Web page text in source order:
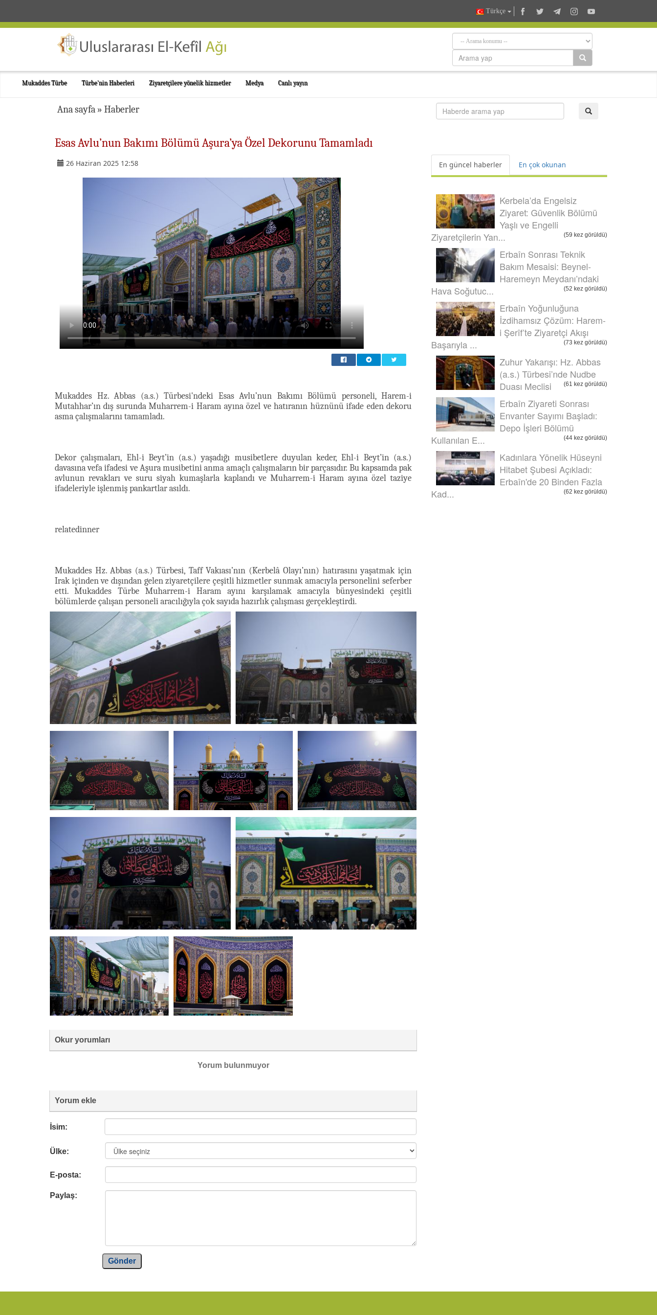
Türkçe
Mukaddes Türbe Türbe'nin Haberleri Ziyaretçilere yönelik hizmetler Medya Canlı yayın
Ana sayfa » Haberler
Esas Avlu’nun Bakımı Bölümü Aşura’ya Özel Dekorunu Tamamladı
26 Haziran 2025 12:58
Mukaddes Hz. Abbas (a.s.) Türbesi'ndeki Esas Avlu’nun Bakımı Bölümü personeli, Harem-i
Mutahhar’ın dış surunda Muharrem-i Haram ayına özel ve hatıranın hüznünü ifade eden dekoru
asma çalışmalarını tamamladı.
Dekor çalışmaları, Ehl-i Beyt’in (a.s.) yaşadığı musibetlere duyulan keder, Ehl-i Beyt’in (a.s.)
davasına vefa ifadesi ve Aşura musibetini anma amaçlı çalışmaların bir parçasıdır. Bu kapsamda pak
avlunun revakları ve suru siyah kumaşlarla kaplandı ve Muharrem-i Haram ayına özel taziye
ifadeleriyle işlenmiş pankartlar asıldı.
relatedinner
Mukaddes Hz. Abbas (a.s.) Türbesi, Taff Vakıası’nın (Kerbelâ Olayı’nın) hatırasını yaşatmak için
Irak içinden ve dışından gelen ziyaretçilere çeşitli hizmetler sunmak amacıyla personelini seferber
etti. Mukaddes Türbe Muharrem-i Haram ayını karşılamak amacıyla bünyesindeki çeşitli
bölümlerde çalışan personeli aracılığıyla çok sayıda hazırlık çalışması gerçekleştirdi.
Okur yorumları
Yorum bulunmuyor
Yorum ekle
İsim:
Ülke:
E-posta:
Paylaş:
Gönder
En güncel haberler En çok okunan
Kerbela’da Engelsiz
Ziyaret: Güvenlik Bölümü
Yaşlı ve Engelli
Ziyaretçilerin Yan...
(59 kez görüldü)
Erbaîn Sonrası Teknik
Bakım Mesaisi: Beynel-
Haremeyn Meydanı’ndaki
Hava Soğutuc...
(52 kez görüldü)
Erbaîn Yoğunluğuna
İzdihamsız Çözüm: Harem-
i Şerîf’te Ziyaretçi Akışı
Başarıyla ...
(73 kez görüldü)
Zuhur Yakarışı: Hz. Abbas
(a.s.) Türbesi’nde Nudbe
Duası Meclisi
(61 kez görüldü)
Erbaîn Ziyareti Sonrası
Envanter Sayımı Başladı:
Depo İşleri Bölümü
Kullanılan E...
(44 kez görüldü)
Kadınlara Yönelik Hüseyni
Hitabet Şubesi Açıkladı:
Erbaîn'de 20 Binden Fazla
Kad...
(62 kez görüldü)